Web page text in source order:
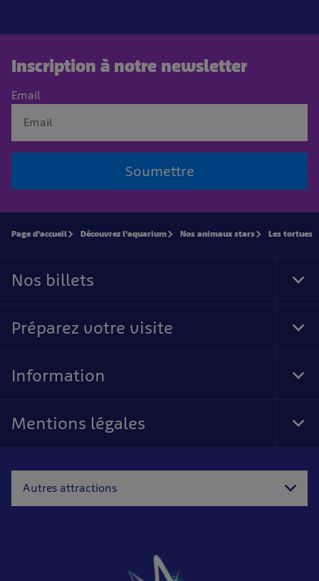
Inscription à notre newsletter
Email
Soumettre
Autres attractions
Page d'accueil Découvrez l'aquarium Nos animaux stars Les tortues
Nos billets
Préparez votre visite
Information
Mentions légales